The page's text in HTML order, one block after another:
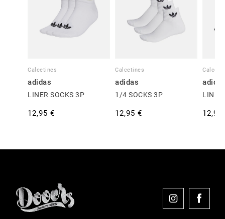
Calcetines
adidas
LINER SOCKS 3P
12,95 €
Calcetines
adidas
1/4 SOCKS 3P
12,95 €
LINER
12,95